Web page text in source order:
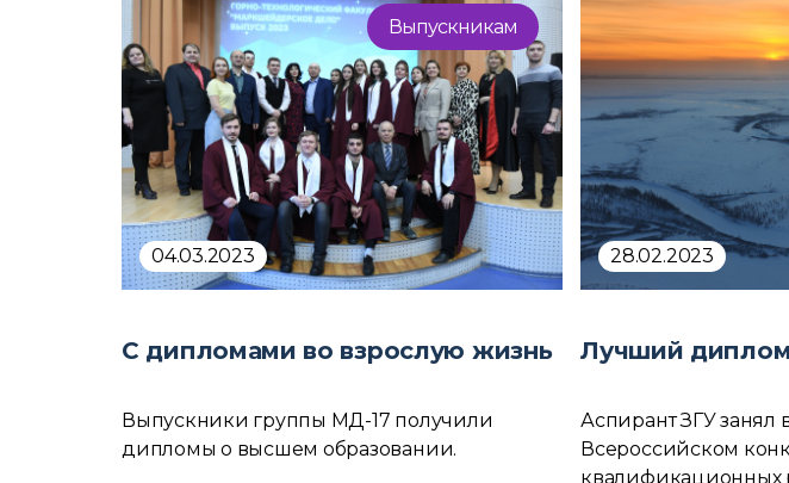
Выпускникам
04.03.2023
С дипломами во взрослую жизнь
Выпускники группы МД-17 получили
дипломы о высшем образовании.
28.02.2023
Лучший
Аспирант ЗГУ занял
Всероссийском
квалификационных